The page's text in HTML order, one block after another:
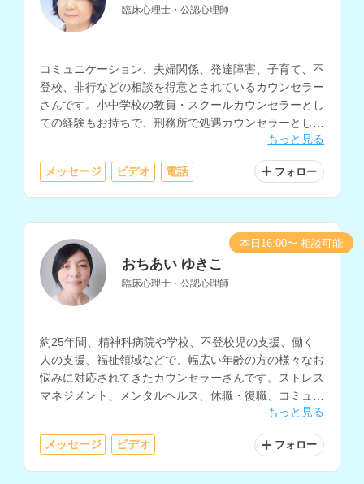
臨床心理士・公認心理師
コミュニケーション、夫婦関係、発達障害、子育て、不
登校、非行などの相談を得意とされているカウンセラー
さんです。小中学校の教員・スクールカウンセラーとし
ての経験もお持ちで、刑務所で処遇カウンセラーとして
加害者の矯正教育にも関わってこられています。もっと見る
メッセージ ビデオ 電話 フォロー
おちあい ゆきこ
臨床心理士・公認心理師
約25年間、精神科病院や学校、不登校児の支援、働く
人の支援、福祉領域などで、幅広い年齢の方の様々なお
悩みに対応されてきたカウンセラーさんです。ストレス
マネジメント、メンタルヘルス、休職・復職、コミュニ
ケーションについての相談を得意とされています。
もっと見る
メッセージ ビデオ フォロー
本日16:00〜 相談可能